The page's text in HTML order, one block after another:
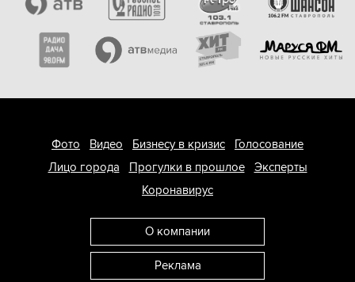
Фото Видео Бизнесу в кризис
Голосование
Лицо города
Прогулки в прошлое
Эксперты
Коронавирус
О компании
Реклама